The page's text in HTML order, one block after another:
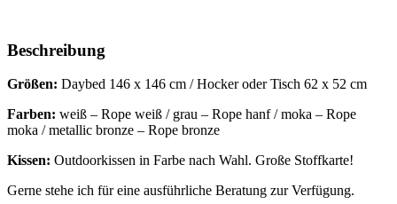
Beschreibung
Größen: Daybed 146 x 146 cm / Hocker oder Tisch 62 x 52 cm
Farben: weiß – Rope weiß / grau – Rope hanf / moka – Rope
moka / metallic bronze – Rope bronze
Kissen: Outdoorkissen in Farbe nach Wahl. Große Stoffkarte!
Gerne stehe ich für eine ausführliche Beratung zur Verfügung.